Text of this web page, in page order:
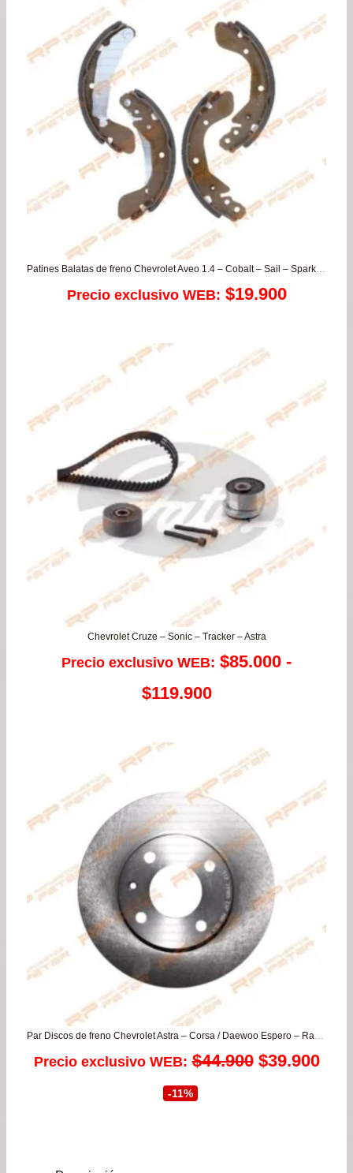
$39.900.
Patines Balatas de freno Chevrolet Aveo 1.4 – Cobalt – Sail – Spark GT – Sonic – Tracker 1.8
Precio exclusivo WEB: $19.900
Chevrolet Cruze – Sonic – Tracker – Astra
Precio exclusivo WEB: $85.000 -
$119.900Rango
precios:
desde
$85.000
hasta
$119.900
Par Discos de freno Chevrolet Astra – Corsa / Daewoo Espero – Racer (para todos los años desde 1993 a 1999)
Precio exclusivo WEB: $44.900 El
$39.900El
-11%